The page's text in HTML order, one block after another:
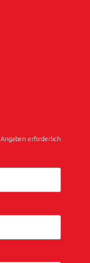
Angaben erforderlich